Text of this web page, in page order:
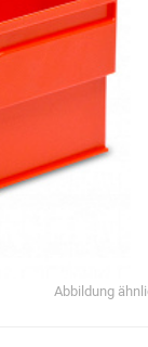
Abbildung